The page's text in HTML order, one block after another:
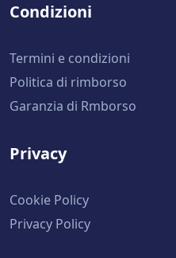
Condizioni
Termini e condizioni
Politica di rimborso
Garanzia di Rmborso
Privacy
Cookie Policy
Privacy Policy